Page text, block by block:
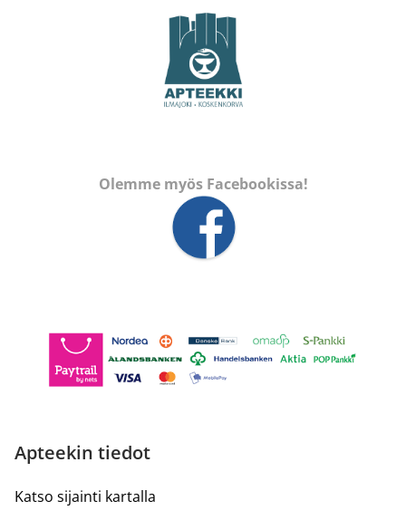
Olemme myös Facebookissa!
Apteekin tiedot
Katso sijainti kartalla